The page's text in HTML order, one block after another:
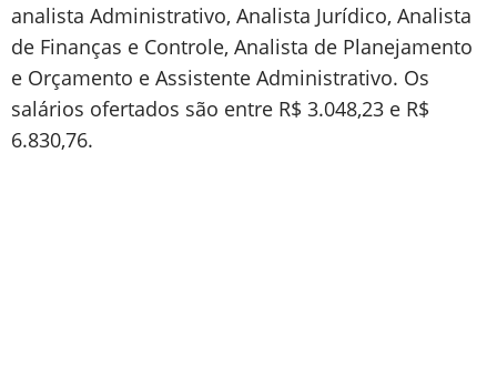
analista Administrativo, Analista Jurídico, Analista
de Finanças e Controle, Analista de Planejamento
e Orçamento e Assistente Administrativo. Os
salários ofertados são entre R$ 3.048,23 e R$
6.830,76.